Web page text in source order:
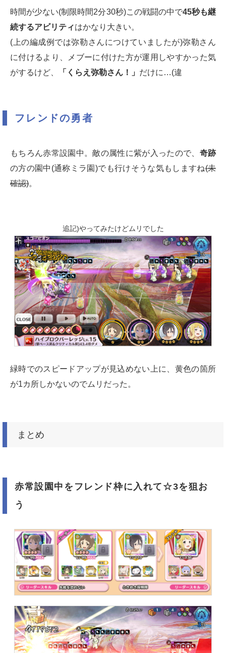
時間が少ない(制限時間2分30秒)この戦闘の中で45秒も継
続するアビリティはかなり大きい。
(上の編成例では弥勒さんにつけていましたが)弥勒さん
に付けるより、メブーに付けた方が運用しやすかった気
がするけど、
「くらえ弥勒さん！」 だけに…(違
フレンドの勇者
もちろん赤常設園中。敵の属性に紫が入ったので、 奇跡
の方の園中(通称ミラ園)でも行けそうな気もしますね(未
確認)。
追記)やってみたけどムリでした
緑時でのスピードアップが見込めない上に、黄色の箇所
が1カ所しかないのでムリだった。
まとめ
赤常設園中をフレンド枠に入れて☆3を狙お
う